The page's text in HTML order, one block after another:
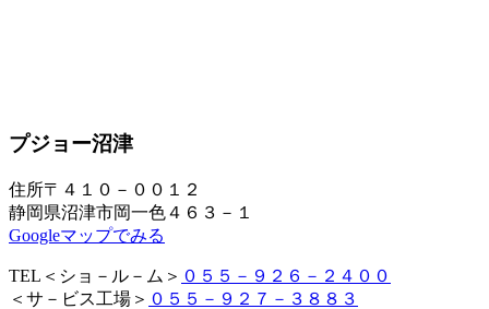
プジョー沼津
住所〒４１０－００１２
静岡県沼津市岡一色４６３－１
Googleマップでみる
TEL ＜ショ－ル－ム＞ ０５５－９２６－２４００
＜サ－ビス工場＞ ０５５－９２７－３８８３